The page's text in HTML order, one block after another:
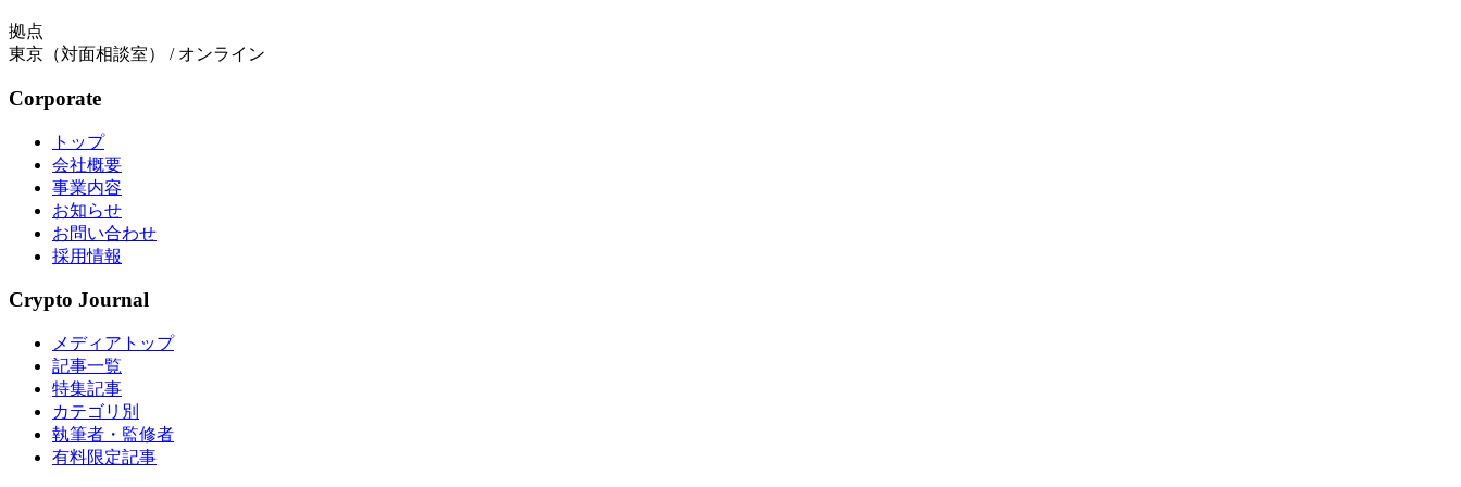
拠点
東京（対面相談室） / オンライン
Corporate
トップ
会社概要
事業内容
お知らせ
お問い合わせ
採用情報
Crypto Journal
メディアトップ
記事一覧
特集記事
カテゴリ別
執筆者・監修者
有料限定記事